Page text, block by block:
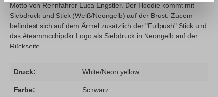
Motto von Rennfahrer Luca Engstler. Der Hoodie kommt mit
Siebdruck und Stick (Weiß/Neongelb) auf der Brust. Zudem
befindest sich auf dem Ärmel zusätzlich der "Fullpush" Stick und
das #teammcchipdkr Logo als Siebdruck in Neongelb auf der
Rückseite.
Druck: White/Neon yellow
Farbe: Schwarz